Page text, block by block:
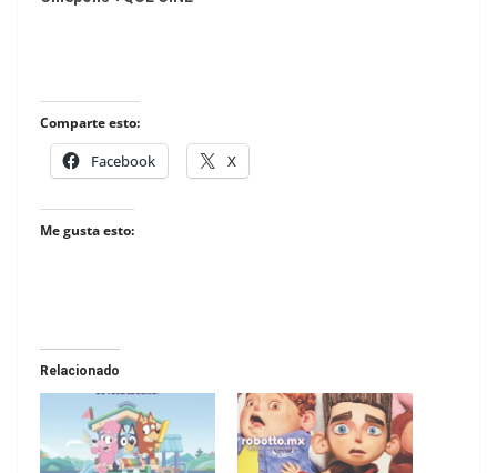
Comparte esto:
Facebook X
Me gusta esto:
Relacionado